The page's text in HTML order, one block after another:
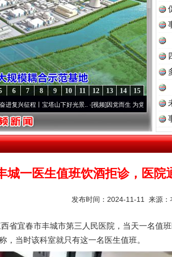
15
14
13
12
11
10
9
8
7
6
丨宝塔山下好光景..·[视频]因党而生 为党而战——百年“纪”事⑧
城一医生值班饮酒拒诊，医院
发布时间：2024-11-11 来源：
宜春市丰城市第三人民医院，当天一名值
，当时该科室就只有这一名医生值班。